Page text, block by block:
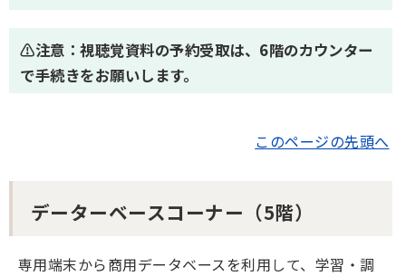
⚠注意：視聴覚資料の予約受取は、6階のカウンター
で手続きをお願いします。
このページの先頭へ
データーベースコーナー（5階）
専用端末から商用データベースを利用して、学習・調